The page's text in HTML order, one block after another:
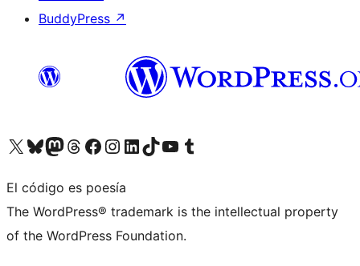
BuddyPress ↗
Visita nuestra cuenta de X (anteriormente Twitter)
Visita nuestra cuenta de Bluesky
Visita nuestra cuenta de Mastodon
Visita nuestra cuenta de Threads
Visita nuestra página de Facebook
Visita nuestra cuenta de Instagram
Visita nuestra cuenta de LinkedIn
Visita nuestra cuenta de TikTok
Visita nuestro canal de YouTube
Visita nuestra cuenta de Tumblr
El código es poesía
The WordPress® trademark is the intellectual property
of the WordPress Foundation.